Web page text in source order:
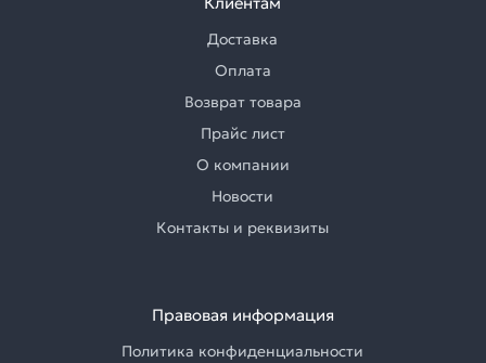
Доставка
Оплата
Возврат товара
Прайс лист
О компании
Новости
Контакты и реквизиты
Правовая информация
Политика конфиденциальности